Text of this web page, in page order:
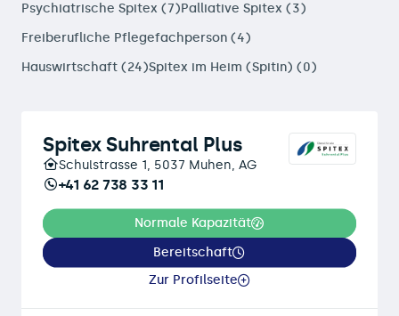
Psychiatrische Spitex (7)Palliative Spitex (3)
Freiberufliche Pflegefachperson (4)
Hauswirtschaft (24)Spitex im Heim (Spitin) (0)
Spitex Suhrental Plus
Schulstrasse 1, 5037 Muhen, AG
+41 62 738 33 11
Normale Kapazität
Bereitschaft
Zur Profilseite